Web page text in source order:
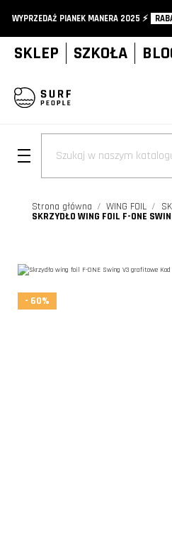
WYPRZEDAŻ PIANEK MANERA 2025 ⚡️
SKLEP SZKOŁA
Strona główna WING FOIL
SKRZYDŁO WING FOIL F-ONE
- 60%